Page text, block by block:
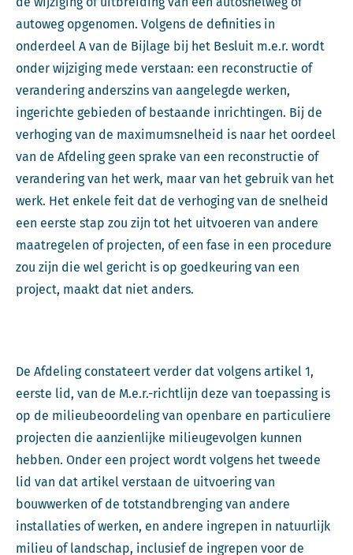
autoweg opgenomen. Volgens de definities in
onderdeel A van de Bijlage bij het Besluit m.e.r. wordt
onder wijziging mede verstaan: een reconstructie of
verandering anderszins van aangelegde werken,
ingerichte gebieden of bestaande inrichtingen. Bij de
verhoging van de maximumsnelheid is naar het oordeel
van de Afdeling geen sprake van een reconstructie of
verandering van het werk, maar van het gebruik van het
werk. Het enkele feit dat de verhoging van de snelheid
een eerste stap zou zijn tot het uitvoeren van andere
maatregelen of projecten, of een fase in een procedure
zou zijn die wel gericht is op goedkeuring van een
project, maakt dat niet anders.
De Afdeling constateert verder dat volgens artikel 1,
eerste lid, van de M.e.r.-richtlijn deze van toepassing is
op de milieubeoordeling van openbare en particuliere
projecten die aanzienlijke milieugevolgen kunnen
hebben. Onder een project wordt volgens het tweede
lid van dat artikel verstaan de uitvoering van
bouwwerken of de totstandbrenging van andere
installaties of werken, en andere ingrepen in natuurlijk
milieu of landschap, inclusief de ingrepen voor de